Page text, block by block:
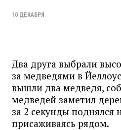
10 ДЕКАБРЯ
Два друга выбрали
за медведями в
вышли два медведя,
медведей заметил
за 2 секунды
присаживаясь рядом.